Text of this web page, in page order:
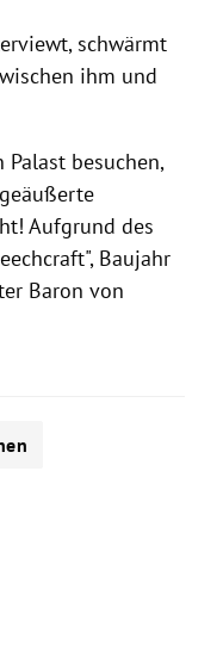
schwärmt
ihm und
besuchen,
Aufgrund des
Baujahr
Baron von